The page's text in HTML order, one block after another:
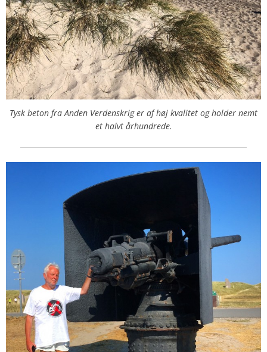
Tysk beton fra Anden Verdenskrig er af høj kvalitet og holder nemt
et halvt århundrede.